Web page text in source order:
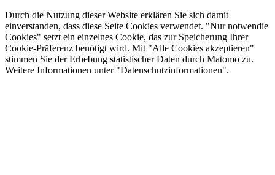
Durch die Nutzung dieser Website erklären Sie sich damit
einverstanden, dass diese Seite Cookies verwendet. "Nur notwendie
Cookies" setzt ein einzelnes Cookie, das zur Speicherung Ihrer
Cookie-Präferenz benötigt wird. Mit "Alle Cookies akzeptieren"
stimmen Sie der Erhebung statistischer Daten durch Matomo zu.
Weitere Informationen unter "Datenschutzinformationen".